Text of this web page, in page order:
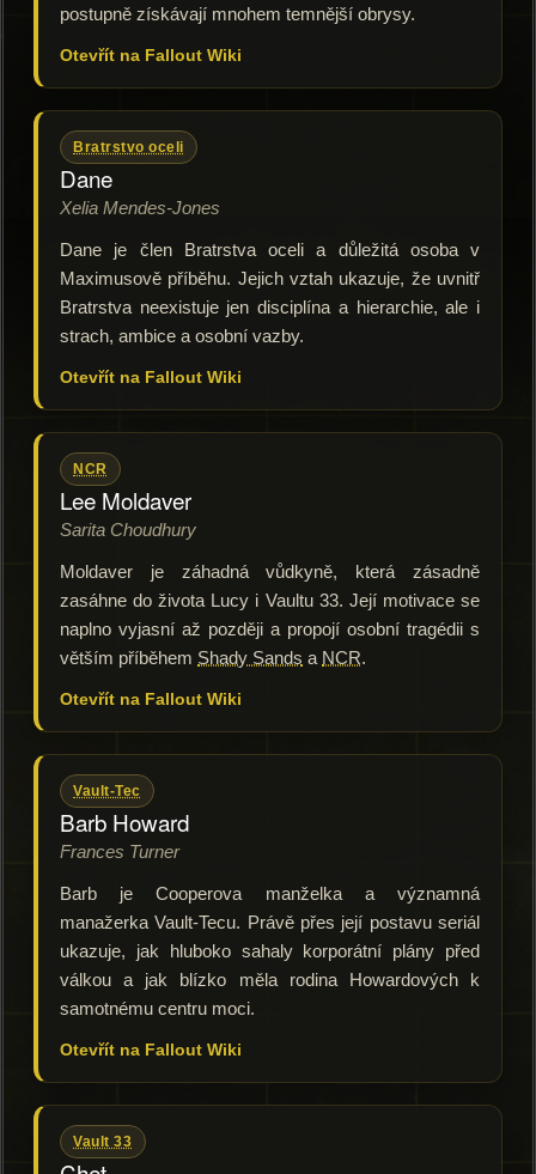
postupně získávají mnohem temnější obrysy.
Otevřít na Fallout Wiki
Dane
Xelia Mendes-Jones
Bratrstvo oceli
Dane je člen Bratrstva oceli a důležitá osoba v
Maximusově příběhu. Jejich vztah ukazuje, že uvnitř
Bratrstva neexistuje jen disciplína a hierarchie, ale i
strach, ambice a osobní vazby.
Otevřít na Fallout Wiki
Lee Moldaver
Sarita Choudhury
NCR
Moldaver je záhadná vůdkyně, která zásadně
zasáhne do života Lucy i Vaultu 33. Její motivace se
naplno vyjasní až později a propojí osobní tragédii s
větším příběhem Shady Sands a NCR.
Otevřít na Fallout Wiki
Barb Howard
Frances Turner
Vault-Tec
Barb je Cooperova manželka a významná
manažerka Vault-Tecu. Právě přes její postavu seriál
ukazuje, jak hluboko sahaly korporátní plány před
válkou a jak blízko měla rodina Howardových k
samotnému centru moci.
Otevřít na Fallout Wiki
Vault 33